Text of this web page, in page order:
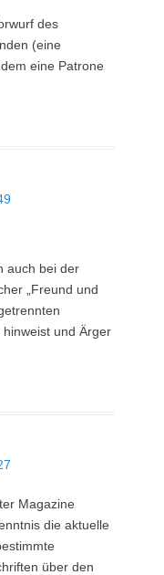
des
(eine
eine Patrone
auch bei der
„Freund und
und Ärger
Magazine
die aktuelle
über den